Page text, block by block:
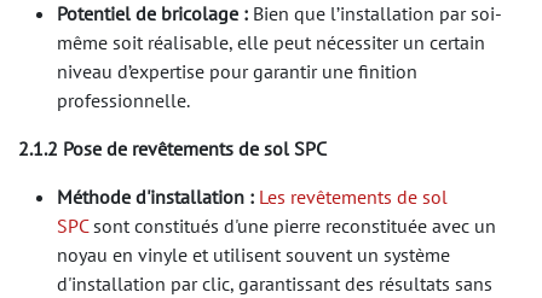
Potentiel de bricolage : Bien que l’installation par soi-
même soit réalisable, elle peut nécessiter un certain
niveau d’expertise pour garantir une finition
professionnelle.
2.1.2 Pose de revêtements de sol SPC
Méthode d'installation : Les revêtements de sol
SPCsont constitués d'une pierre reconstituée avec un
noyau en vinyle et utilisent souvent un système
d'installation par clic, garantissant des résultats sans